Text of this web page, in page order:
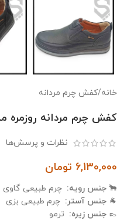
خانه/کفش چرم مردانه
کفش چرم مردانه روزمره
نظرات و پرسش‌ها
6,130,000 تومان
🐂 جنس رویه: چرم طبیعی گاوی
🐐 جنس آستر: چرم طبیعی بزی
👞 جنس زیره: ترمو